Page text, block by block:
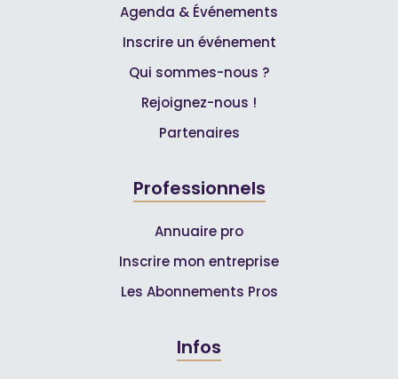
Agenda & Événements
Inscrire un événement
Qui sommes-nous ?
Rejoignez-nous !
Partenaires
Professionnels
Annuaire pro
Inscrire mon entreprise
Les Abonnements Pros
Infos